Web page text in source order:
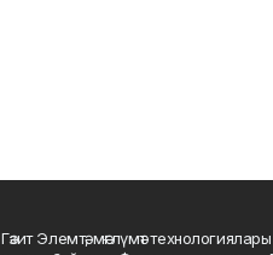
Гәзит Элемтә, мәғлүмәт